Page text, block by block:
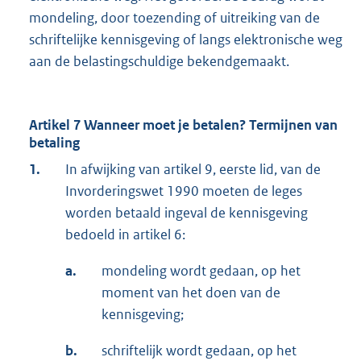
mondeling, door toezending of uitreiking van de
schriftelijke kennisgeving of langs elektronische weg
aan de belastingschuldige bekendgemaakt.
Artikel 7 Wanneer moet je betalen? Termijnen van
betaling
1.
In afwijking van artikel 9, eerste lid, van de
Invorderingswet 1990 moeten de leges
worden betaald ingeval de kennisgeving
bedoeld in artikel 6:
a.
mondeling wordt gedaan, op het
moment van het doen van de
kennisgeving;
b. schriftelijk wordt gedaan, op het